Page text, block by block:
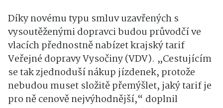
Díky novému typu smluv uzavřených s
vysoutěženými dopravci budou průvodčí ve
vlacích přednostně nabízet krajský tarif
Veřejné dopravy Vysočiny (VDV). „Cestujícím
se tak zjednoduší nákup jízdenek, protože
nebudou muset složitě přemýšlet, jaký tarif je
pro ně cenově nejvýhodnější,“ doplnil